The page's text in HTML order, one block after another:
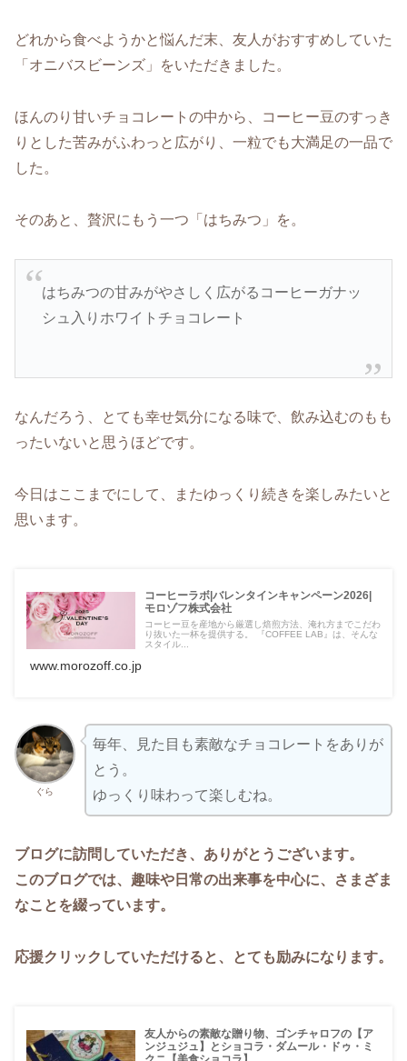
どれから食べようかと悩んだ末、友人がおすすめしていた
「オニバスビーンズ」をいただきました。
ほんのり甘いチョコレートの中から、コーヒー豆のすっき
りとした苦みがふわっと広がり、一粒でも大満足の一品で
した。
そのあと、贅沢にもう一つ「はちみつ」を。
はちみつの甘みがやさしく広がるコーヒーガナッ
シュ入りホワイトチョコレート
なんだろう、とても幸せ気分になる味で、飲み込むのもも
ったいないと思うほどです。
今日はここまでにして、またゆっくり続きを楽しみたいと
思います。
コーヒーラボ|バレンタインキャンペーン2026|
モロゾフ株式会社
コーヒー豆を産地から厳選し焙煎方法、淹れ方までこだわ
り抜いた一杯を提供する。 『COFFEE LAB』は、そんな
スタイル...
www.morozoff.co.jp
ぐら
毎年、見た目も素敵なチョコレートをありが
とう。
ゆっくり味わって楽しむね。
ブログに訪問していただき、ありがとうございます。
このブログでは、趣味や日常の出来事を中心に、さまざま
なことを綴っています。
応援クリックしていただけると、とても励みになります。
友人からの素敵な贈り物、ゴンチャロフの【ア
ンジュジュ】とショコラ・ダムール・ドゥ・ミ